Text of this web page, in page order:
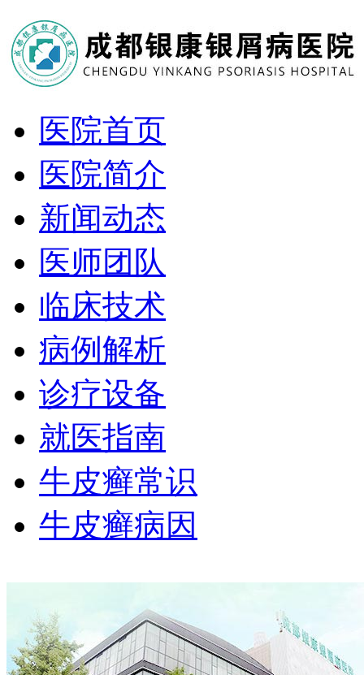
医院首页
医院简介
新闻动态
医师团队
临床技术
病例解析
诊疗设备
就医指南
牛皮癣常识
牛皮癣病因